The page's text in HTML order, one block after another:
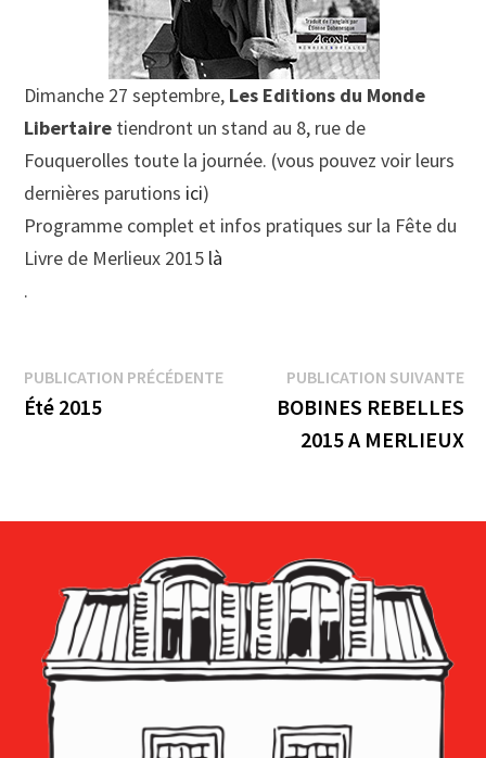
Dimanche 27 septembre, Les Editions du Monde
Libertaire tiendront un stand au 8, rue de
Fouquerolles toute la journée. (vous pouvez voir leurs
dernières parutions ici)
Programme complet et infos pratiques sur la Fête du
Livre de Merlieux 2015 là
.
Navigation
de
PUBLICATION PRÉCÉDENTEPublication
précédente :
Été 2015
PUBLICATION SUIVANTE
BOBINES REBELLES
2015 A MERLIEUX